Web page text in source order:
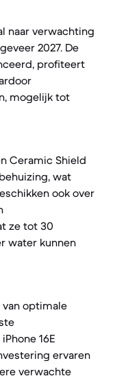
naar verwachting
2027. De
profiteert
mogelijk tot
Ceramic Shield
wat
ook over
ze tot 30
water kunnen
optimale
16E
ervaren
verwachte